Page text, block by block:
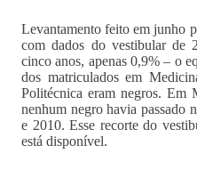
Levantamento feito em junho
com dados do vestibular de
cinco anos, apenas 0,9% – o
dos matriculados em
Politécnica eram negros. Em
nenhum negro havia passado
e 2010. Esse recorte do
está disponível.